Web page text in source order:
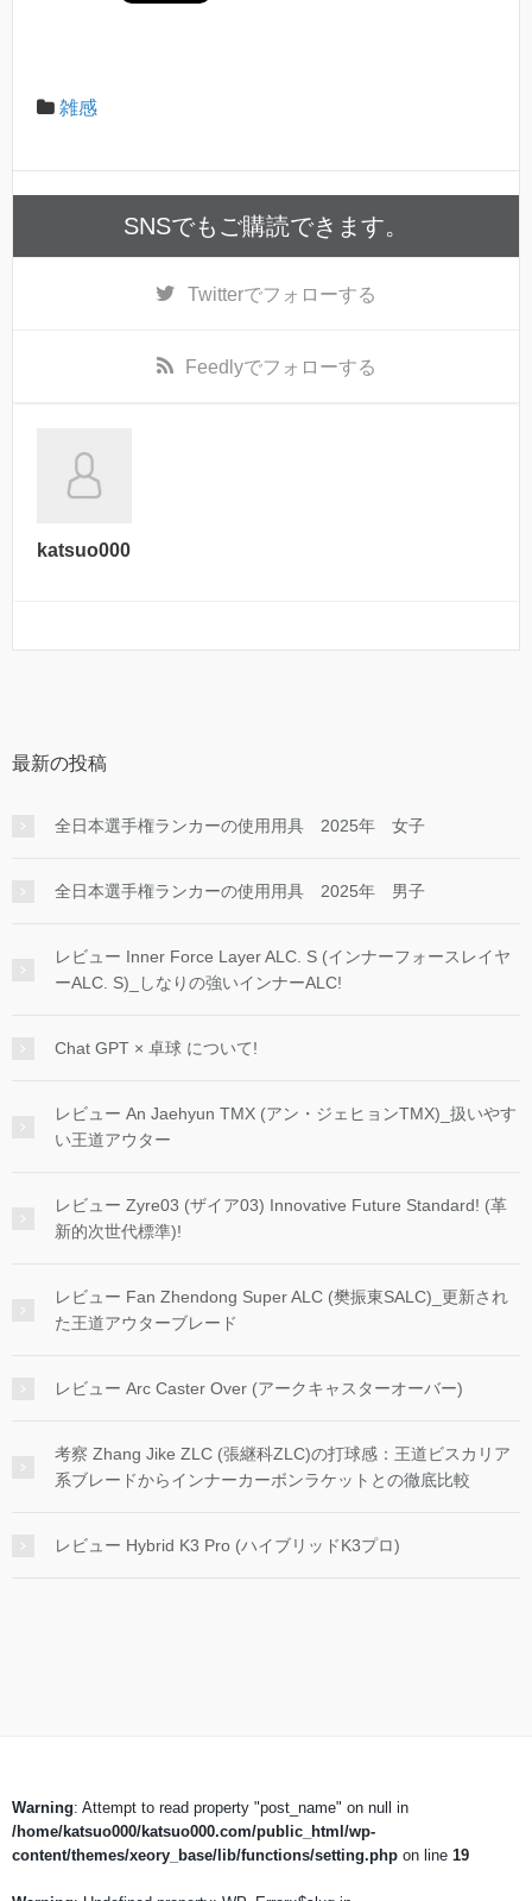
雑感
SNSでもご購読できます。
Twitterでフォローする
Feedlyでフォローする
katsuo000
最新の投稿
全日本選手権ランカーの使用用具 2025年 女子
全日本選手権ランカーの使用用具 2025年 男子
レビュー Inner Force Layer ALC. S (インナーフォースレイヤ
ーALC. S)_しなりの強いインナーALC!
Chat GPT × 卓球 について!
レビュー An Jaehyun TMX (アン・ジェヒョンTMX)_扱いやす
い王道アウター
レビュー Zyre03 (ザイア03) Innovative Future Standard! (革
新的次世代標準)!
レビュー Fan Zhendong Super ALC (樊振東SALC)_更新され
た王道アウターブレード
レビュー Arc Caster Over (アークキャスターオーバー)
考察 Zhang Jike ZLC (張継科ZLC)の打球感：王道ビスカリア
系ブレードからインナーカーボンラケットとの徹底比較
レビュー Hybrid K3 Pro (ハイブリッドK3プロ)
Warning: Attempt to read property "post_name" on null in
/home/katsuo000/katsuo000.com/public_html/wp-
content/themes/xeory_base/lib/functions/setting.php on line 19